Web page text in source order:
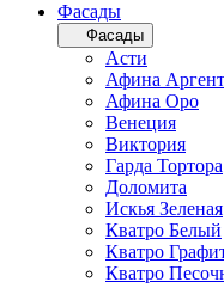
Фасады
Фасады
Асти
Афина
Афина Оро
Венеция
Виктория
Гарда Тортора
Доломита
Искья Зеленая
Кватро Белый
Кватро
Кватро